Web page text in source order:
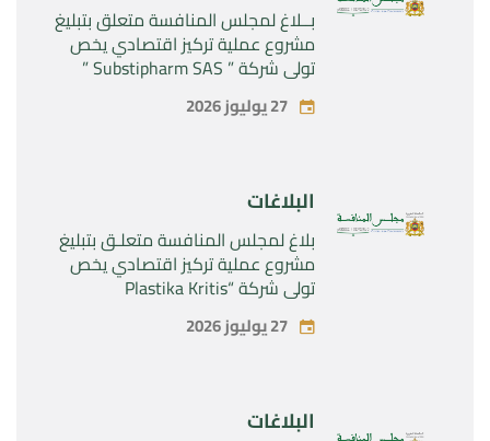
بــلاغ لمجلس المنافسة متعلق بتبليغ
مشروع عملية تركيز اقتصادي يخص
تولي شركة ” Substipharm SAS ”
المراقبة الحصرية للأصول والحقوق
المتعلقة بالمنتجين الصيدلانيين”
27 يوليوز 2026
البلاغات
بلاغ لمجلس المنافسة متعلـق بتبليغ
مشروع عملية تركيز اقتصادي يخص
تولي شركة “Plastika Kritis
SA”المراقبة الحصرية لشركة
“Naturplas Industrial SARL” 27 يوليوز 2026
البلاغات